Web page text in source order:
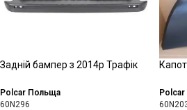
Задній бампер з 2014р Трафік
Polcar Польща
60N296